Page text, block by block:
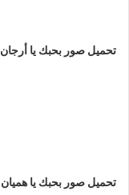
تحميل صور بحبك يا أرجان
تحميل صور بحبك يا هميان